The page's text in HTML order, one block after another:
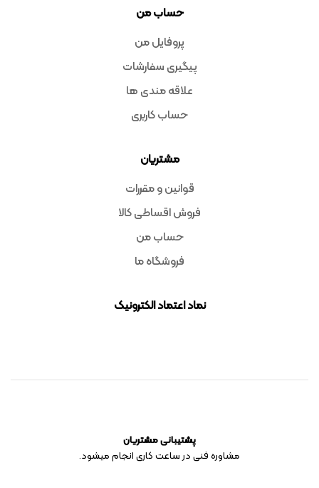
حساب من
پروفایل من
پیگیری سفارشات
علاقه مندی ها
حساب کاربری
مشتریان
قوانین و مقررات
فروش اقساطی کالا
حساب من
فروشگاه ما
نماد اعتماد الکترونیک
پشتیبانی مشتریان
مشاوره فنی در ساعت کاری انجام میشود.